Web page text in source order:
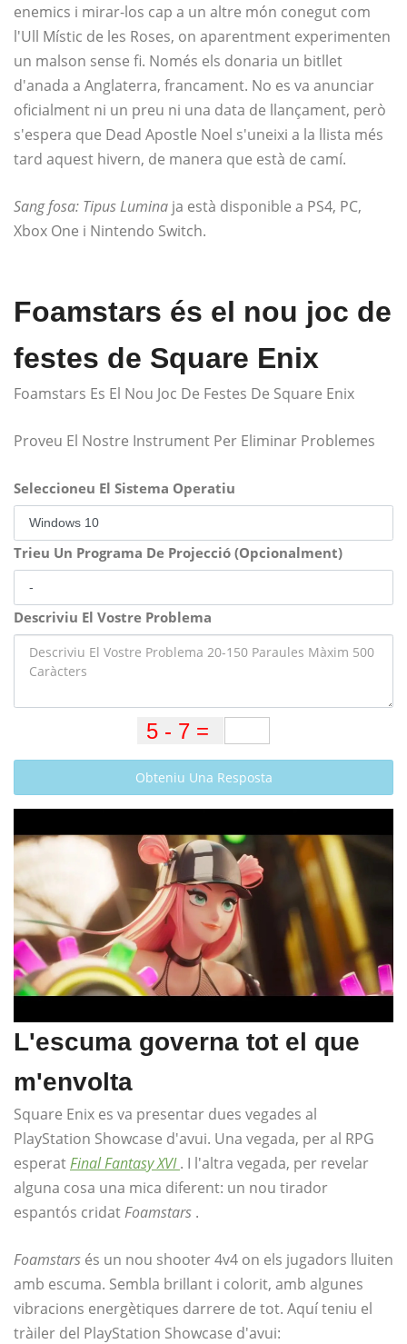
enemics i mirar-los cap a un altre món conegut com
l'Ull Místic de les Roses, on aparentment experimenten
un malson sense fi. Només els donaria un bitllet
d'anada a Anglaterra, francament. No es va anunciar
oficialment ni un preu ni una data de llançament, però
s'espera que Dead Apostle Noel s'uneixi a la llista més
tard aquest hivern, de manera que està de camí.
Sang fosa: Tipus Lumina ja està disponible a PS4, PC,
Xbox One i Nintendo Switch.
Foamstars és el nou joc de
festes de Square Enix
Foamstars Es El Nou Joc De Festes De Square Enix
Proveu El Nostre Instrument Per Eliminar Problemes
Seleccioneu El Sistema Operatiu
Trieu Un Programa De Projecció (Opcionalment)
Descriviu El Vostre Problema
Obteniu Una Resposta
L'escuma governa tot el que
m'envolta
Square Enix es va presentar dues vegades al
PlayStation Showcase d'avui. Una vegada, per al RPG
esperatFinal Fantasy XVI . I l'altra vegada, per revelar
alguna cosa una mica diferent: un nou tirador
espantós cridatFoamstars .
Foamstars és un nou shooter 4v4 on els jugadors lluiten
amb escuma. Sembla brillant i colorit, amb algunes
vibracions energètiques darrere de tot. Aquí teniu el
tràiler del PlayStation Showcase d'avui: